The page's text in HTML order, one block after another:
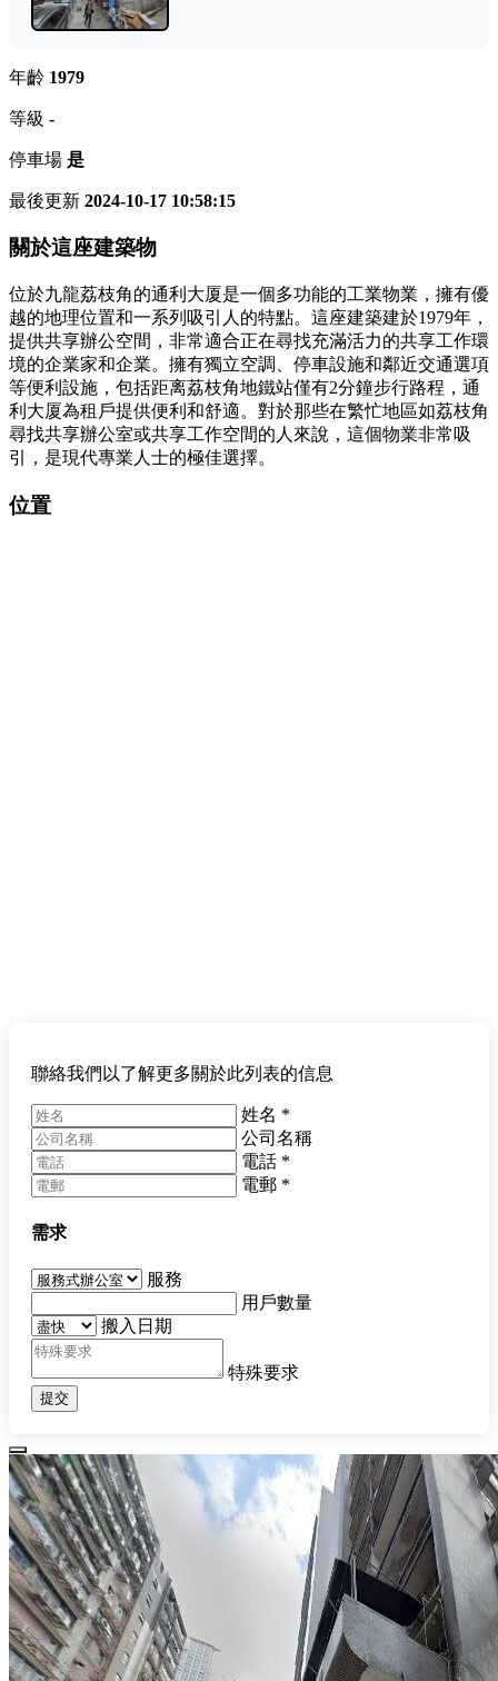
年齡 1979
等級 -
停車場 是
最後更新 2024-10-17 10:58:15
關於這座建築物
位於九龍荔枝角的通利大厦是一個多功能的工業物業，擁有優
越的地理位置和一系列吸引人的特點。這座建築建於1979年，
提供共享辦公空間，非常適合正在尋找充滿活力的共享工作環
境的企業家和企業。擁有獨立空調、停車設施和鄰近交通選項
等便利設施，包括距离荔枝角地鐵站僅有2分鐘步行路程，通
利大厦為租戶提供便利和舒適。對於那些在繁忙地區如荔枝角
尋找共享辦公室或共享工作空間的人來說，這個物業非常吸
引，是現代專業人士的極佳選擇。
位置
聯絡我們以了解更多關於此列表的信息
姓名 *
公司名稱
電話 *
電郵 *
需求
服務
用戶數量
搬入日期
特殊要求
提交